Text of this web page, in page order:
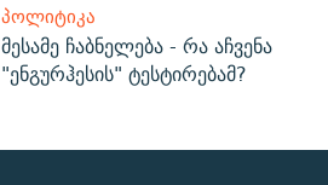
ᲞᲝᲚᲘᲢᲘᲙᲐ
მესამე ჩაბნელება - რა აჩვენა
"ენგურჰესის" ტესტირებამ?